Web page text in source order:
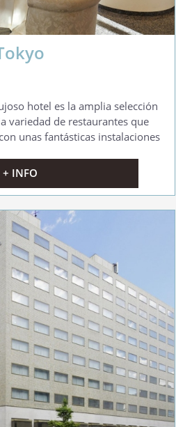
hotel es la amplia selección
variedad de restaurantes que
unas fantásticas instalaciones
+ INFO